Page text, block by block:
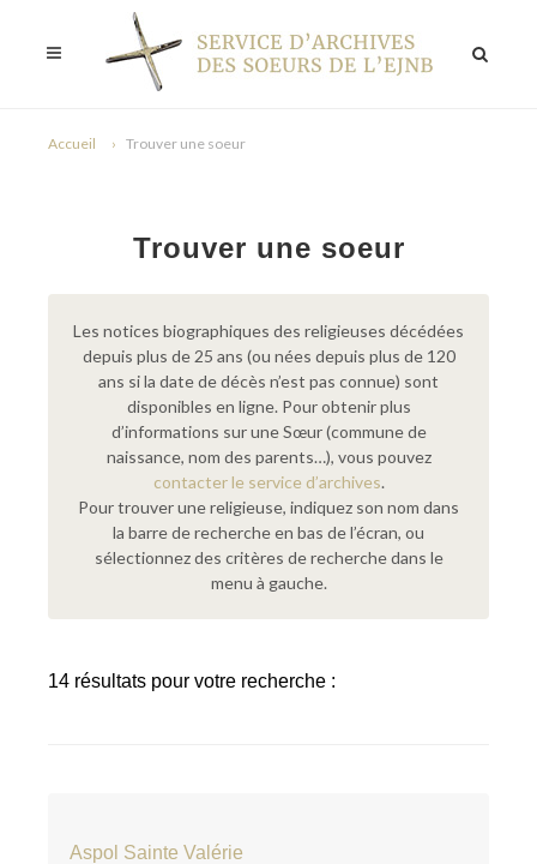
Accueil Trouver une soeur
Trouver une soeur
Les notices biographiques des religieuses décédées
depuis plus de 25 ans (ou nées depuis plus de 120
ans si la date de décès n’est pas connue) sont
disponibles en ligne. Pour obtenir plus
d’informations sur une Sœur (commune de
naissance, nom des parents…), vous pouvez
contacter le service d’archives.
Pour trouver une religieuse, indiquez son nom dans
la barre de recherche en bas de l’écran, ou
sélectionnez des critères de recherche dans le
menu à gauche.
14 résultats pour votre recherche :
Aspol Sainte Valérie